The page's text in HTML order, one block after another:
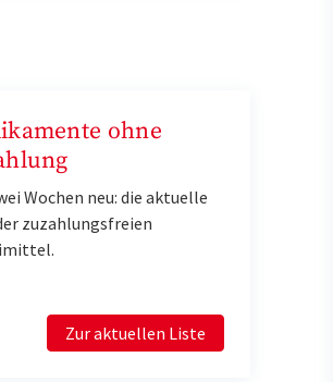
ohne
Wochen neu: die aktuelle
zuzahlungsfreien
Zur aktuellen Liste